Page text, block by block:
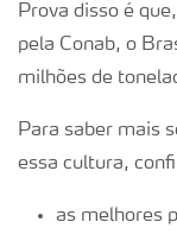
Prova disso é
pela Conab, o
milhões de
Para saber mais
essa cultura,
as melhores